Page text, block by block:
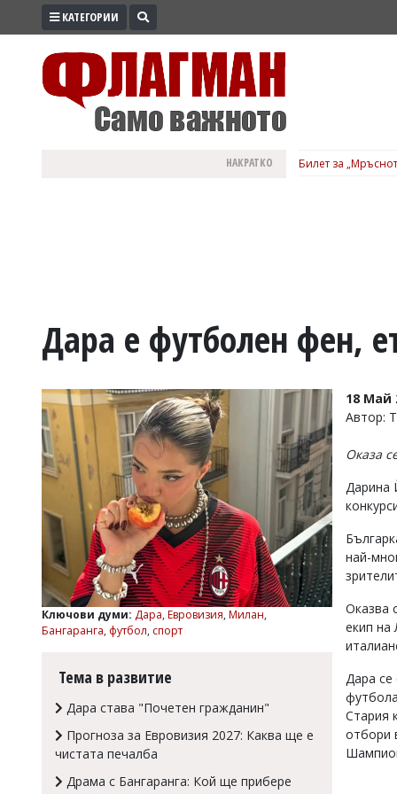
ПРОМО
ВОЙНАТА
УКРАЙНА
СПОРТ
РАЗСЛЕДВАНЕ
БИЗНЕС
Управители:
Василев,
v.vasilev@flagman.bg
k.kassabova@flagman.bg
редактор:
office@flagman.bg
КАТЕГОРИИ
НАКРАТКО Билет за
Дара е футболен фен,
Ключови думи: Дара, Евровизия, Милан,
Бангаранга, футбол, спорт
Тема в развитие
Дара става "Почетен гражданин"
Прогноза за Евровизия 2027: Каква ще е
чистата печалба
Драма с Бангаранга: Кой ще прибере
18 Май
Автор:
Оказа
Дарина
най-
Оказва
екип на
Дара се
Стария
отбори